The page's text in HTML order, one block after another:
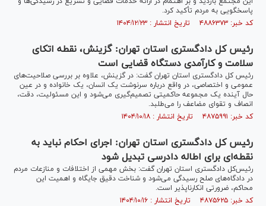
پاسخگویی به مردم تأکید کرد.
کد خبر: ۴۸۸۶۳۷۳ تاریخ انتشار : ۱۴۰۴/۱۲/۲۳
رئیس کل دادگستری استان تهران: گزینش، نقطه اتکای
سلامت و کارآمدی دستگاه قضایی است
رئیس کل دادگستری استان تهران گفت: در گزینش، علاوه بر بررسی صلاحیت‌های
عمومی و اختصاصی، در واقع درباره سرنوشت یک انسان، یک خانواده و در عین
حال آینده یک مجموعه حاکمیتی تصمیم‌گیری می‌شود و این مسئولیت، دقت،
انصاف و تقوای مضاعف را می‌طلبد.
کد خبر: ۴۸۷۵۹۹۱ تاریخ انتشار : ۱۴۰۴/۱۰/۱۸
رئیس کل دادگستری استان تهران: اجرای احکام نباید به
نقطه‌ای برای اطاله دادرسی تبدیل شود
رئیس‌کل دادگستری استان تهران گفت: بخش مهمی از اختلافات و منازعات مردم
در دادگاه‌های صلح رسیدگی می‌شود و شناخت دقیق جایگاه و اهمیت این
محاکم، ضرورتی انکارناپذیر است.
کد خبر: ۴۸۷۵۶۲۵ تاریخ انتشار : ۱۴۰۴/۱۰/۱۶